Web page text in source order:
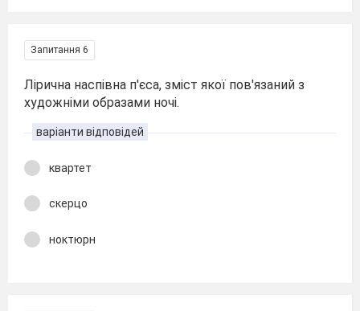
Запитання 6
Лірична наспівна п'єса, зміст якої пов'язаний з
художніми образами ночі.
варіанти відповідей
квартет
скерцо
ноктюрн